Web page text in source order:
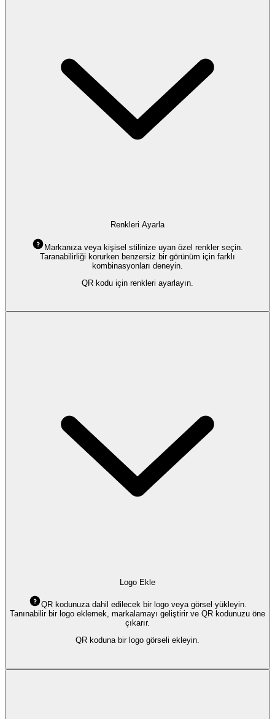
Renkleri Ayarla
Markanıza veya kişisel stilinize uyan özel renkler seçin.
Taranabilirliği korurken benzersiz bir görünüm için farklı
kombinasyonları deneyin.
QR kodu için renkleri ayarlayın.
Logo Ekle
QR kodunuza dahil edilecek bir logo veya görsel yükleyin.
Tanınabilir bir logo eklemek, markalamayı geliştirir ve QR kodunuzu öne
çıkarır.
QR koduna bir logo görseli ekleyin.